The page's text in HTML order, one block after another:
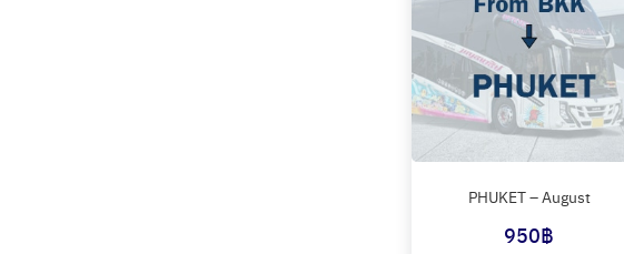
PHUKET – August
950฿